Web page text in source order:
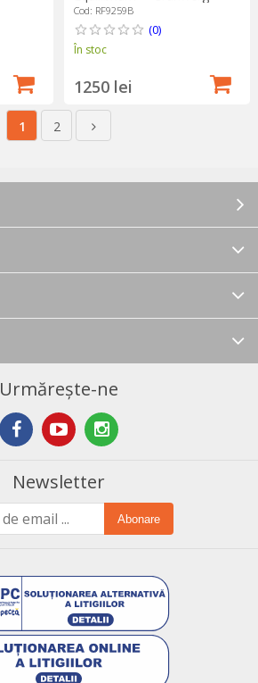
Cod: RF9259B
(0)
În stoc
1250 lei
1 2
Urmărește-ne
Newsletter
Abonare